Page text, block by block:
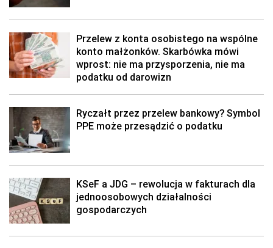
Przelew z konta osobistego na wspólne
konto małżonków. Skarbówka mówi
wprost: nie ma przysporzenia, nie ma
podatku od darowizn
Ryczałt przez przelew bankowy? Symbol
PPE może przesądzić o podatku
KSeF a JDG – rewolucja w fakturach dla
jednoosobowych działalności
gospodarczych